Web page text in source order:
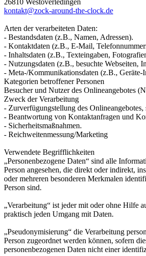
26810 Westoverledingen
kontakt@zock-around-the-clock.de
Arten der verarbeiteten Daten:
- Bestandsdaten (z.B., Namen, Adressen).
- Kontaktdaten (z.B., E-Mail,
- Inhaltsdaten (z.B., Texteingaben,
- Nutzungsdaten (z.B., besuchte Webseiten,
- Meta-/Kommunikationsdaten (z.B., Geräte-
Kategorien betroffener Personen
Besucher und Nutzer des Onlineangebotes
Zweck der Verarbeitung
- Zurverfügungstellung des
- Beantwortung von Kontaktanfragen und
- Sicherheitsmaßnahmen.
- Reichweitenmessung/Marketing
Verwendete Begrifflichkeiten
„Personenbezogene Daten“ sind alle
Person angesehen, die direkt oder indirekt,
oder mehreren besonderen Merkmalen
Person sind.
„Verarbeitung“ ist jeder mit oder ohne Hilfe
praktisch jeden Umgang mit Daten.
„Pseudonymisierung“ die Verarbeitung
Person zugeordnet werden können, sofern
personenbezogenen Daten nicht einer